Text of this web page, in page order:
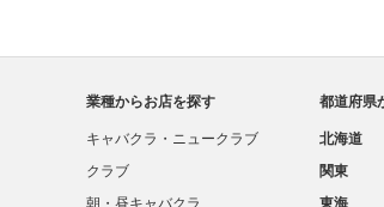
業種からお店を探す
キャバクラ・ニュークラブ
クラブ
朝・昼キャバクラ
都道府県
北海道
関東
東海